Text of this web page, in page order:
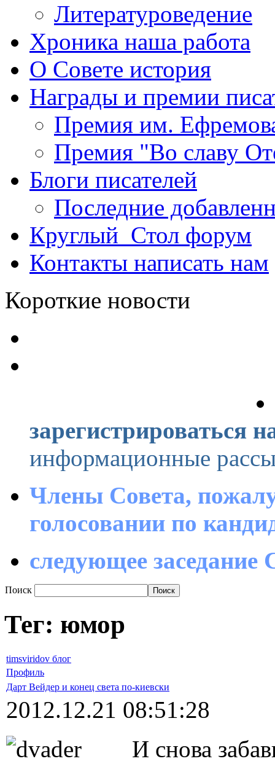
Литературоведение
Хроника наша работа
О Совете история
Награды и премии
Премия им.
Премия "Во славу
Блоги писателей
Последние
Круглый_Стол форум
Контакты написать нам
Короткие новости
зарегистрироваться
информационные
Члены Совета,
голосовании по
следующее заседание
Поиск
Тег: юмор
timsviridov блог
Профиль
Дарт Вейдер и конец света по-киевски
2012.12.21 08:51:28
И снова